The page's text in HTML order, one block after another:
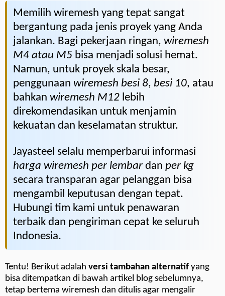
Memilih wiremesh yang tepat sangat
bergantung pada jenis proyek yang Anda
jalankan. Bagi pekerjaan ringan, wiremesh
M4 atau M5 bisa menjadi solusi hemat.
Namun, untuk proyek skala besar,
penggunaan wiremesh besi 8, besi 10, atau
bahkan wiremesh M12 lebih
direkomendasikan untuk menjamin
kekuatan dan keselamatan struktur.
Jayasteel selalu memperbarui informasi
harga wiremesh per lembar dan per kg
secara transparan agar pelanggan bisa
mengambil keputusan dengan tepat.
Hubungi tim kami untuk penawaran
terbaik dan pengiriman cepat ke seluruh
Indonesia.
Tentu! Berikut adalah versi tambahan alternatif yang
bisa ditempatkan di bawah artikel blog sebelumnya,
tetap bertema wiremesh dan ditulis agar mengalir